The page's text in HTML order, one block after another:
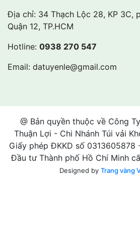
Địa chỉ: 34 Thạch Lộc 28, KP 3C,
Quận 12, TP.HCM
Hotline: 0938 270 547
Email: datuyenle@gmail.com
@ Bản quyền thuộc về Công
Thuận Lợi - Chi Nhánh Túi vải
Giấy phép ĐKKD số 0313605878
Đầu tư Thành phố Hồ Chí Minh
Designed by Trang vàng